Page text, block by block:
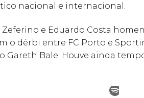
nacional e internacional.
Zeferino e Eduardo Costa
o dérbi entre FC Porto e
Gareth Bale. Houve ainda